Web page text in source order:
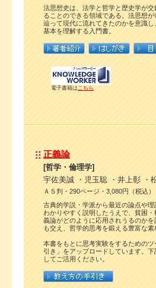
法思想史は、法学と哲学と歴史学が
ることのできる領域である。法思想
辿って現代に流れてきたのかを意識
基本を理解する入門書。
電子書籍はこちら
正義論
[哲学・倫理学]
宇佐美誠 ・児玉聡 ・井上彰 ・
Ａ５判・290ページ・3,080円（税込）
古典的学説・学派から最近の論点や
わかりやすく説明したうえで、貧困
義論がどのように応用されうるのか
も交え、哲学的思考を鍛える豊富な
本書をもとに思考実験をするための
引き」をアップロードしています。
してご活用ください。